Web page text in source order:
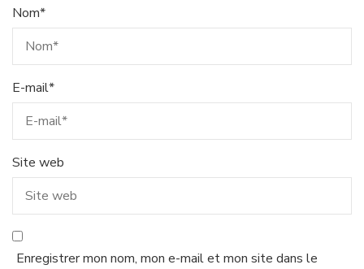
Nom*
E-mail*
Site web
Enregistrer mon nom, mon e-mail et mon site dans le